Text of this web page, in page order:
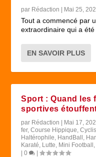
par Rédaction | Mai 25,
Tout a commencé par
extraordinaire qui a été
EN SAVOIR PLUS
Sport : Quand les
sportives
par Rédaction | Mai 17,
fer,Course Hippique ,
Haltérophile HandBall
Karaté Lutte Mini Football
|0 |